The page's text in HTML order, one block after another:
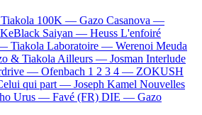
100K — Gazo Casanova —
KeBlack Saiyan — Heuss L'enfoiré
Tiakola Laboratoire — Werenoi Meuda
& Tiakola Ailleurs — Josman Interlude
— Ofenbach 1 2 3 4 — ZOKUSH
qui part — Joseph Kamel Nouvelles
Urus — Favé (FR) DIE — Gazo